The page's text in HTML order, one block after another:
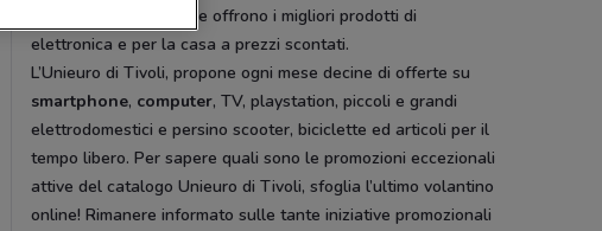
Lunedì alla Domenica e offrono i migliori prodotti di
elettronica e per la casa a prezzi scontati.
L’Unieuro di Tivoli, propone ogni mese decine di offerte su
smartphone, computer, TV, playstation, piccoli e grandi
elettrodomestici e persino scooter, biciclette ed articoli per il
tempo libero. Per sapere quali sono le promozioni eccezionali
attive del catalogo Unieuro di Tivoli, sfoglia l’ultimo volantino
online! Rimanere informato sulle tante iniziative promozionali